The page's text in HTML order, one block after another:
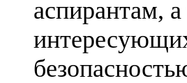
аспирантам,